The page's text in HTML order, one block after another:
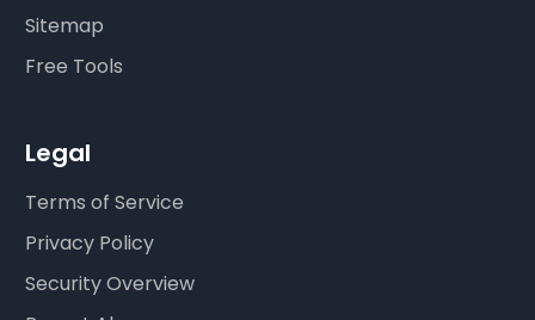
Sitemap
Free Tools
Legal
Terms of Service
Privacy Policy
Security Overview